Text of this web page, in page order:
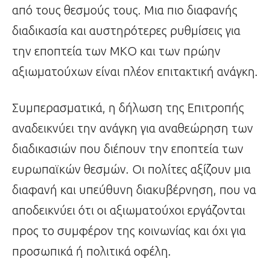
από τους θεσμούς τους. Μια πιο διαφανής
διαδικασία και αυστηρότερες ρυθμίσεις για
την εποπτεία των ΜΚΟ και των πρώην
αξιωματούχων είναι πλέον επιτακτική ανάγκη.
Συμπερασματικά, η δήλωση της Επιτροπής
αναδεικνύει την ανάγκη για αναθεώρηση των
διαδικασιών που διέπουν την εποπτεία των
ευρωπαϊκών θεσμών. Οι πολίτες αξίζουν μια
διαφανή και υπεύθυνη διακυβέρνηση, που να
αποδεικνύει ότι οι αξιωματούχοι εργάζονται
προς το συμφέρον της κοινωνίας και όχι για
προσωπικά ή πολιτικά οφέλη.